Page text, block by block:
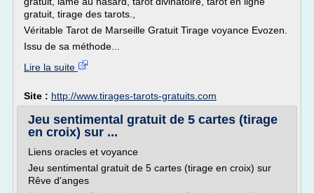
gratuit, tirage des tarots.,
Véritable Tarot de Marseille Gratuit Tirage voyance Evozen.
Issu de sa méthode...
Lire la suite
Site : http://www.tirages-tarots-gratuits.com
Jeu sentimental gratuit de 5 cartes (tirage
en croix) sur ...
Liens oracles et voyance
Jeu sentimental gratuit de 5 cartes (tirage en croix) sur
Rêve d'anges